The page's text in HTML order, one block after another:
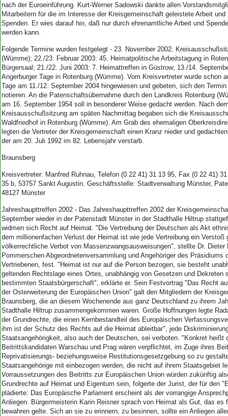
nach der Euroeinführung. Kurt-Werner Sadowski dankte allen
Mitarbeitern für die im Interesse der Kreisgemeinschaft geleistete Arbeit und
Spenden. Er wies darauf hin, daß nur durch ehrenamtliche Arbeit und
werden kann.
Folgende Termine wurden festgelegt - 23. November 2002:
(Wümme); 22./23. Februar 2003: 45. Heimatpolitische Arbeitstagung in
Bürgersaal; 21./22. Juni 2003: 7. Heimattreffen in Güstrow; 13./14.
Angerburger Tage in Rotenburg (Wümme). Vom Kreisvertreter wurde schon
Tage am 11./12. September 2004 hingewiesen und gebeten, sich den
notieren. An die Patenschaftsübernahme durch den Landkreis Rotenburg
am 16. September 1954 soll in besonderer Weise gedacht werden. Nach
Kreisausschußsitzung am späten Nachmittag begaben sich die
Waldfriedhof in Rotenburg (Wümme). Am Grab des ehemaligen
legten die Vertreter der Kreisgemeinschaft einen Kranz nieder und
der am 20. Juli 1992 im 82. Lebensjahr verstarb.
Braunsberg
Kreisvertreter: Manfred Ruhnau, Telefon (0 22 41) 31 13 95, Fax (0 22 41)
35 b, 53757 Sankt Augustin. Geschäftsstelle: Stadtverwaltung Münster,
48127 Münster
Jahreshaupttreffen 2002 - Das Jahreshaupttreffen 2002 der
September wieder in der Patenstadt Münster in der Stadthalle Hiltrup
widmen sich Recht auf Heimat. "Die Vertreibung der Deutschen als Akt
dem millionenfachen Verlust der Heimat ist wie jede Vertreibung ein Verstoß
völkerrechtliche Verbot von Massenzwangsausweisungen", stellte Dr. Dieter
Pommerschen Abgeordnetenversammlung und Angehöriger des Präsidiums
Vertriebenen, fest. "Heimat ist nur auf die Person bezogen, sie besteht
geltenden Rechtslage eines Ortes, unabhängig von Gesetzen und Dekreten
bestimmten Staatsbürgerschaft", erklärte er. Sein Festvortrag "Das Recht
der Osterweiterung der Europäischen Union" galt den Mitgliedern der
Braunsberg, die an diesem Wochenende aus ganz Deutschland zu ihrem
Stadthalle Hiltrup zusammengekommen waren. Große Hoffnungen legte
der Grundrechte, die einen Kernbestandteil des Europäischen
ihm ist der Schutz des Rechts auf die Heimat ableitbar", jede
Staatsangehörigkeit, also auch der Deutschen, sei verboten. "Konkret heißt
Beitrittskandidaten Warschau und Prag wären verpflichtet, im Zuge ihres
Reprivatisierungs- beziehungsweise Restitutionsgesetzgebung so zu
Staatsangehörige mit einbezogen werden, die nicht auf ihrem Staatsgebiet
Vorraussetzungen des Beitritts zur Europäischen Union würden zukünftig
Grundrechte auf Heimat und Eigentum sein, folgerte der Jurist, der für den
plädierte: Das Europäische Parlament erscheint als der vorrangige
Anliegen. Bürgermeisterin Karin Reisner sprach von Heimat als Gut, das es
bewahren gelte. Sich an sie zu erinnern, zu besinnen, sollte ein Anliegen